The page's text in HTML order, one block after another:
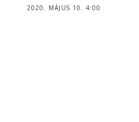
2020. MÁJUS 10. 4:00